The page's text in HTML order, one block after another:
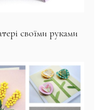
своїми руками